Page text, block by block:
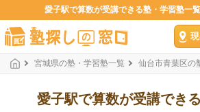
愛子駅で算数が受講できる塾・学習塾一
宮城県の塾・学習塾一覧 仙台市青葉区の
愛子駅で算数が受講でき